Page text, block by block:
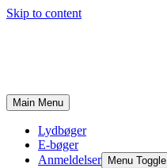
Skip to content
Main Menu
Lydbøger
E-bøger
Anmeldelser
Menu Toggle